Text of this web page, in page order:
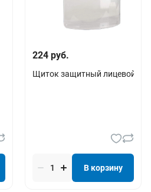
224 руб.
Щиток защитный лицевой
В корзину